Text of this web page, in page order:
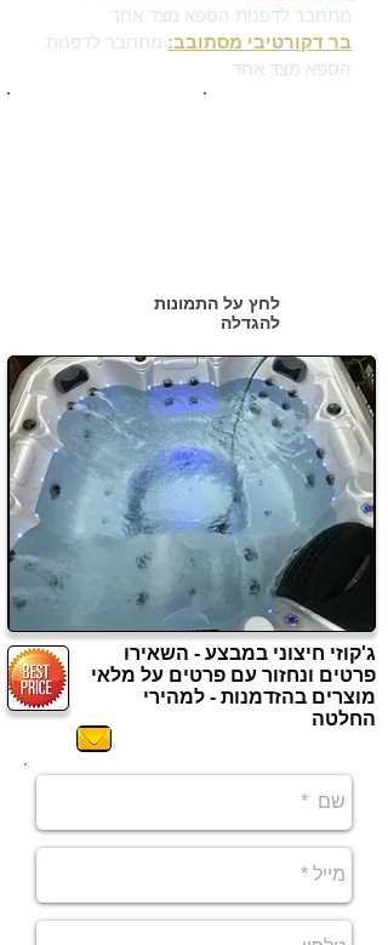
מתחבר לדפנות הספא מצד אחד
בר דקורטיבי מסתובב: מתחבר לדפנות
הספא מצד אחד
לחץ על התמונות
להגדלה
ג'קוזי חיצוני במבצע - השאירו
פרטים ונחזור עם פרטים על מלאי
מוצרים בהזדמנות - למהירי
החלטה